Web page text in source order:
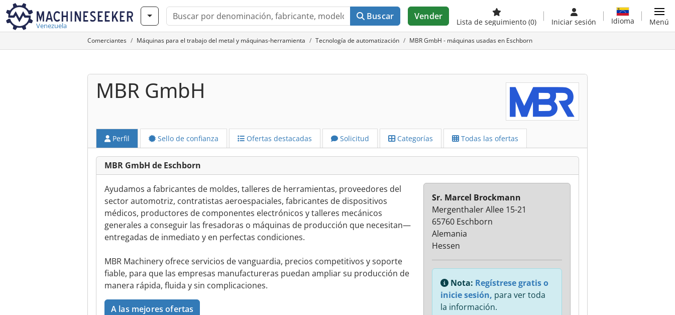
Venezuela
Buscar Vender
Lista de seguimiento (0) Iniciar sesión Idioma Menú
Comerciantes Máquinas para el trabajo del metal y máquinas-herramienta Tecnología de automatización MBR GmbH - máquinas usadas en Eschborn
MBR GmbH
Perfil Sello de confianza Ofertas destacadas Solicitud Categorías Todas las ofertas
MBR GmbH de Eschborn
Ayudamos a fabricantes de moldes, talleres de herramientas, proveedores del
sector automotriz, contratistas aeroespaciales, fabricantes de dispositivos
médicos, productores de componentes electrónicos y talleres mecánicos
generales a conseguir las fresadoras o máquinas de producción que necesitan—
entregadas de inmediato y en perfectas condiciones.
MBR Machinery ofrece servicios de vanguardia, precios competitivos y soporte
fiable, para que las empresas manufactureras puedan ampliar su producción de
manera rápida, fluida y sin complicaciones.
A las mejores ofertas
Sr. Marcel Brockmann
Mergenthaler Allee 15-21
65760 Eschborn
Alemania
Hessen
Nota: Regístrese gratis o
inicie sesión, para ver toda
la información.